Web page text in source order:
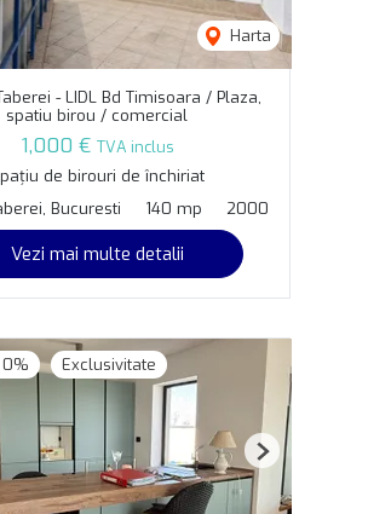
Harta
- LIDL Bd Timisoara / Plaza,
spatiu birou / comercial
1,000 € TVA inclus
de birouri de închiriat
Bucuresti
140 mp 2000
Vezi mai multe detalii
Exclusivitate
Next